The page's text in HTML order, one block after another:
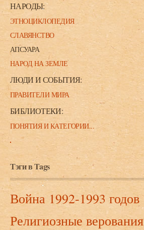
НАРОДЫ:
ЭТНОЦИКЛОПЕДИЯ
СЛАВЯНСТВО
АПСУАРА
НАРОД НА ЗЕМЛЕ
ЛЮДИ И СОБЫТИЯ:
ПРАВИТЕЛИ МИРА
БИБЛИОТЕКИ:
ПОНЯТИЯ И КАТЕГОРИИ...
Тэги в Tags
Война 1992-1993 годов
Религиозные верования